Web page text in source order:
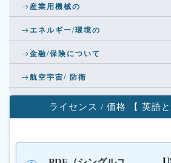
産業用機械の
エネルギー/環境の
金融/保険について
航空宇宙/ 防衛
ライセンス / 価格 【 英語と